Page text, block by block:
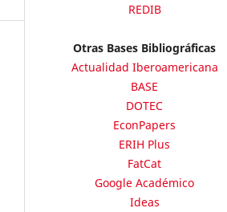
REDIB
Otras Bases Bibliográficas
Actualidad Iberoamericana
BASE
DOTEC
EconPapers
ERIH Plus
FatCat
Google Académico
Ideas